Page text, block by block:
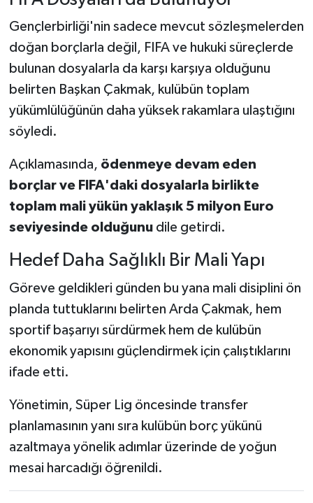
Gençlerbirliği'nin sadece mevcut sözleşmelerden
doğan borçlarla değil, FIFA ve hukuki süreçlerde
bulunan dosyalarla da karşı karşıya olduğunu
belirten Başkan Çakmak, kulübün toplam
yükümlülüğünün daha yüksek rakamlara ulaştığını
söyledi.
Açıklamasında, ödenmeye devam eden
borçlar ve FIFA'daki dosyalarla birlikte
toplam mali yükün yaklaşık 5 milyon Euro
seviyesinde olduğunudile getirdi.
Hedef Daha Sağlıklı Bir Mali Yapı
Göreve geldikleri günden bu yana mali disiplini ön
planda tuttuklarını belirten Arda Çakmak, hem
sportif başarıyı sürdürmek hem de kulübün
ekonomik yapısını güçlendirmek için çalıştıklarını
ifade etti.
Yönetimin, Süper Lig öncesinde transfer
planlamasının yanı sıra kulübün borç yükünü
azaltmaya yönelik adımlar üzerinde de yoğun
mesai harcadığı öğrenildi.